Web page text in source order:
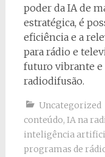
poder da IA de
estratégica, é
eficiência e a
para rádio e
futuro vibrante e
radiodifusão.
Uncategorized
conteúdo, IA na
inteligência
programas de